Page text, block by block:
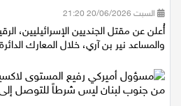
السبت 20/06/2026 21:20
أُعلن عن مقتل الجنديين الإسرائيليين،
والمساعد نير بن آري، خلال المعارك